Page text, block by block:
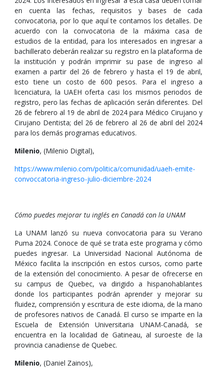
en cuenta las fechas, requisitos y bases de cada
convocatoria, por lo que aquí te contamos los detalles. De
acuerdo con la convocatoria de la máxima casa de
estudios de la entidad, para los interesados en ingresar a
bachillerato deberán realizar su registro en la plataforma de
la institución y podrán imprimir su pase de ingreso al
examen a partir del 26 de febrero y hasta el 19 de abril,
esto tiene un costo de 600 pesos. Para el ingreso a
licenciatura, la UAEH oferta casi los mismos periodos de
registro, pero las fechas de aplicación serán diferentes. Del
26 de febrero al 19 de abril de 2024 para Médico Cirujano y
Cirujano Dentista; del 26 de febrero al 26 de abril del 2024
para los demás programas educativos.
Milenio, (Milenio Digital),
https://www.milenio.com/politica/comunidad/uaeh-emite-
convoccatoria-ingreso-julio-diciembre-2024
Cómo puedes mejorar tu inglés en Canadá con la UNAM
La UNAM lanzó su nueva convocatoria para su Verano
Puma 2024. Conoce de qué se trata este programa y cómo
puedes ingresar. La Universidad Nacional Autónoma de
México facilita la inscripción en estos cursos, como parte
de la extensión del conocimiento. A pesar de ofrecerse en
su campus de Quebec, va dirigido a hispanohablantes
donde los participantes podrán aprender y mejorar su
fluidez, comprensión y escritura de este idioma, de la mano
de profesores nativos de Canadá. El curso se imparte en la
Escuela de Extensión Universitaria UNAM-Canadá, se
encuentra en la localidad de Gatineau, al suroeste de la
provincia canadiense de Quebec.
Milenio, (Daniel Zainos),